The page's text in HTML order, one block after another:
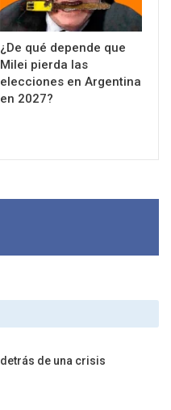
¿De qué depende que
Milei pierda las
elecciones en Argentina
en 2027?
de una crisis